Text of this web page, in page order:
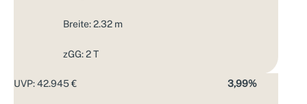
Breite: 2.32 m
zGG: 2 T
UVP: 42.945 € 3,99%